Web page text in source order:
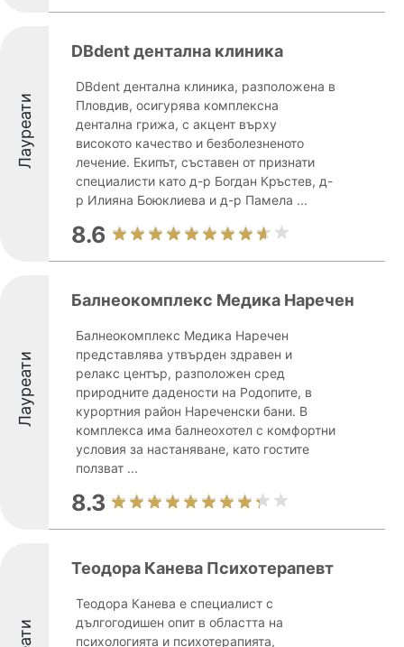
Лауреати
DBdent дентална клиника
DBdent дентална клиника, разположена в
Пловдив, осигурява комплексна
дентална грижа, с акцент върху
високото качество и безболезненото
лечение. Екипът, съставен от признати
специалисти като д-р Богдан Кръстев, д-
р Илияна Боюклиева и д-р Памела ...
8.6
Лауреати
Балнеокомплекс Медика Наречен
Балнеокомплекс Медика Наречен
представлява утвърден здравен и
релакс център, разположен сред
природните дадености на Родопите, в
курортния район Нареченски бани. В
комплекса има балнеохотел с комфортни
условия за настаняване, като гостите
ползват ...
8.3
Теодора Канева Психотерапевт
Теодора Канева е специалист с
дългогодишен опит в областта на
психологията и психотерапията,